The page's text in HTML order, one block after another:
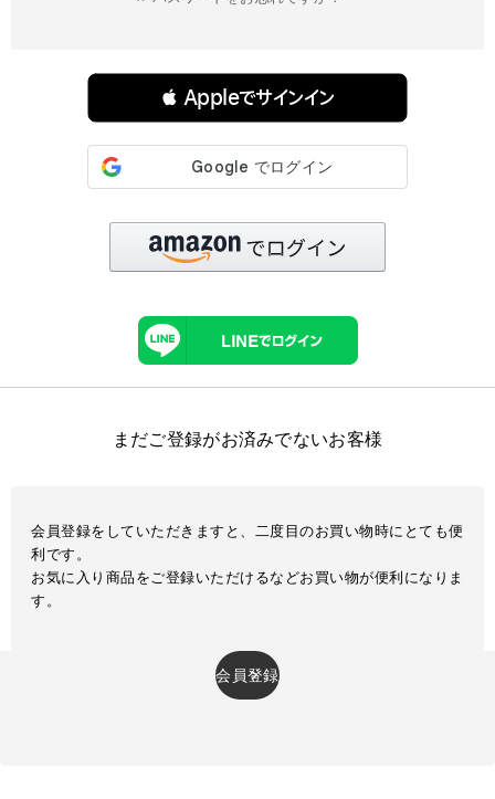
 Appleでサインイン
まだご登録がお済みでないお客様
会員登録をしていただきますと、二度目のお買い物時にとても便
利です。
お気に入り商品をご登録いただけるなどお買い物が便利になりま
す。
会員登録